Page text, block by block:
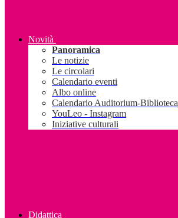
Novità
Panoramica
Le notizie
Le circolari
Calendario eventi
Albo online
Calendario Auditorium-Biblioteca
YouLeo - Instagram
Iniziative culturali
Didattica